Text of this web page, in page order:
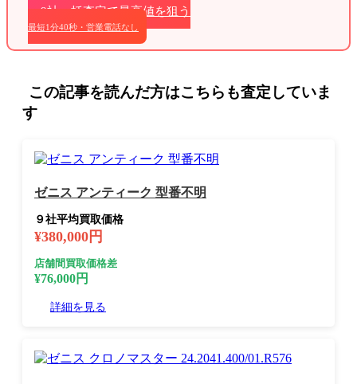
9社一括査定で最高値を狙う
最短1分40秒・営業電話なし
この記事を読んだ方はこちらも査定していま
す
ゼニス アンティーク 型番不明
９社平均買取価格
¥380,000円
店舗間買取価格差
¥76,000円
詳細を見る